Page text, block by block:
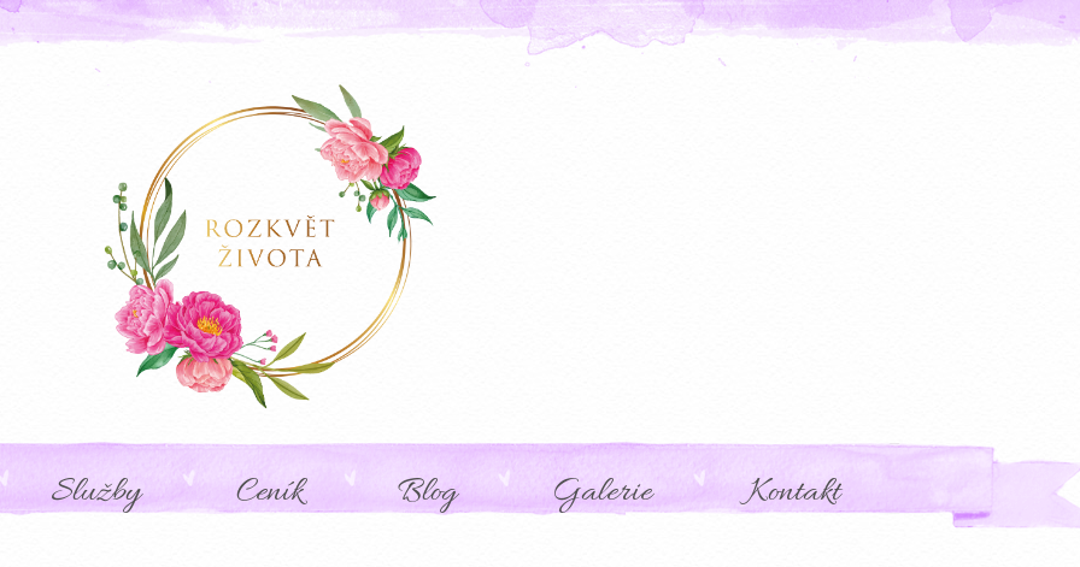
Služby Ceník Blog Galerie Kontakt